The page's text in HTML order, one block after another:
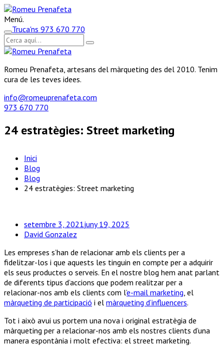
Menú.
Truca'ns 973 670 770
Romeu Prenafeta, artesans del màrqueting des del 2010. Tenim
cura de les teves idees.
info@romeuprenafeta.com
973 670 770
24 estratègies: Street marketing
Inici
Blog
Blog
24 estratègies: Street marketing
setembre 3, 2021juny 19, 2025
David Gonzalez
Les empreses s’han de relacionar amb els clients per a
fidelitzar-los i que aquests les tinguin en compte per a adquirir
els seus productes o serveis. En el nostre blog hem anat parlant
de diferents tipus d’accions que podem realitzar per a
relacionar-nos amb els clients com l’e-mail marketing , el
màrqueting de participació i el màrqueting d’influencers.
Tot i això avui us portem una nova i original estratègia de
màrqueting per a relacionar-nos amb els nostres clients d’una
manera espontània i molt efectiva: el street marketing.